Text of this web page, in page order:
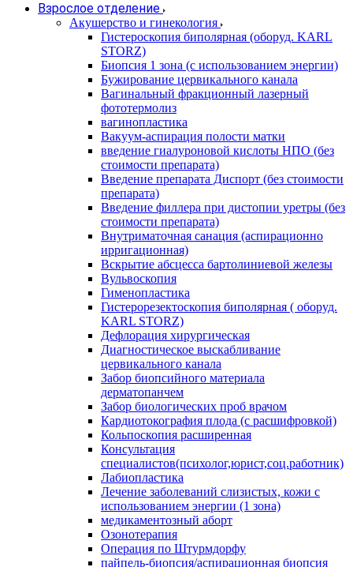
Взрослое отделение
Акушерство и гинекология
Гистероскопия биполярная (оборуд. KARL
STORZ)
Биопсия 1 зона (с использованием энергии)
Бужирование цервикального канала
Вагинальный фракционный лазерный
фототермолиз
вагинопластика
Вакуум-аспирация полости матки
введение гиалуроновой кислоты НПО (без
стоимости препарата)
Введение препарата Диспорт (без стоимости
препарата)
Введение филлера при дистопии уретры (без
стоимости препарата)
Внутриматочная санация (аспирационно
ирригационная)
Вскрытие абсцесса бартолиниевой железы
Вульвоскопия
Гименопластика
Гистерорезектоскопия биполярная ( оборуд.
KARL STORZ)
Дефлорация хирургическая
Диагностическое выскабливание
цервикального канала
Забор биопсийного материала
дерматопанчем
Забор биологических проб врачом
Кардиотокография плода (с расшифровкой)
Кольпоскопия расширенная
Консультация
специалистов(психолог,юрист,соц.работник)
Лабиопластика
Лечение заболеваний слизистых, кожи с
использованием энергии (1 зона)
медикаментозный аборт
Озонотерапия
Операция по Штурмдорфу
пайпель-биопсия/аспирационная биопсия